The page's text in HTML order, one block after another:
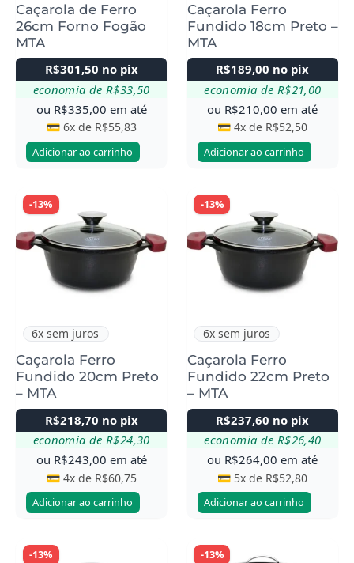
Caçarola de Ferro
26cm Forno Fogão
MTA
R$301,50 no pix
economia de R$33,50
ou R$335,00 em até
💳 6x de R$55,83
Adicionar ao carrinho
Caçarola Ferro
Fundido 18cm Preto –
MTA
R$189,00 no pix
economia de R$21,00
ou R$210,00 em até
💳 4x de R$52,50
Adicionar ao carrinho
-13%
6x sem juros
Caçarola Ferro
Fundido 20cm Preto
– MTA
R$218,70 no pix
economia deR$24,30
ou R$243,00 em até
💳 4x de R$60,75
Adicionar ao carrinho
-13%
6x sem juros
Caçarola Ferro
Fundido 22cm Preto
– MTA
R$237,60 no pix
economia de R$26,40
ou R$264,00 em até
💳 5x de R$52,80
Adicionar ao carrinho
-13% -13%